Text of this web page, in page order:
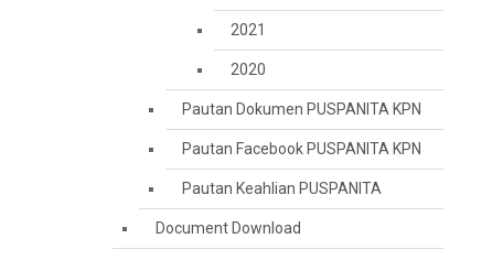
2021
2020
Pautan Dokumen PUSPANITA KPN
Pautan Facebook PUSPANITA KPN
Pautan Keahlian PUSPANITA
Document Download